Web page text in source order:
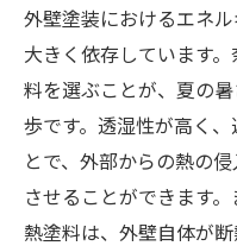
外壁塗装におけるエネ
大きく依存しています
料を選ぶことが、夏の
歩です。透湿性が高く
とで、外部からの熱の
させることができます
熱塗料は、外壁自体が